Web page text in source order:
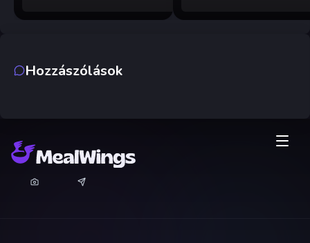
Hozzászólások